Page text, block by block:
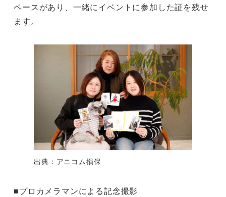
ペースがあり、一緒にイベントに参加した証を残せ
ます。
出典：アニコム損保
■プロカメラマンによる記念撮影